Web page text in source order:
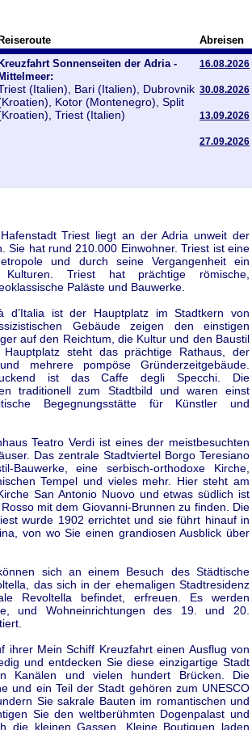
Reiseroute Abreisen
Kreuzfahrt Sonnenseiten der Adria -
Mittelmeer:
(Italien), Bari (Italien), Dubrovnik
Kotor (Montenegro), Split
Triest (Italien)
16.08.2026
30.08.2026
13.09.2026
27.09.2026
Triest liegt an der Adria unweit der
Sie hat rund 210.000 Einwohner. Triest ist eine
und durch seine Vergangenheit ein
Kulturen. Triest hat prächtige römische,
Paläste und Bauwerke.
d’Italia ist der Hauptplatz im Stadtkern von
Gebäude zeigen den einstigen
auf den Reichtum, die Kultur und den Baustil
steht das prächtige Rathaus, der
mehrere pompöse Gründerzeitgebäude.
ist das Caffe degli Specchi. Die
traditionell zum Stadtbild und waren einst
Begegnungsstätte für Künstler und
Teatro Verdi ist eines der meistbesuchten
Das zentrale Stadtviertel Borgo Teresiano
Bauwerke, eine serbisch-orthodoxe Kirche,
Tempel und vieles mehr. Hier steht am
San Antonio Nuovo und etwas südlich ist
mit dem Giovanni-Brunnen zu finden. Die
wurde 1902 errichtet und sie führt hinauf in
von wo Sie einen grandiosen Ausblick über
sich an einem Besuch des Städtische
das sich in der ehemaligen Stadtresidenz
Revoltella befindet, erfreuen. Es werden
und Wohneinrichtungen des 19. und 20.
ihrer Mein Schiff Kreuzfahrt einen Ausflug von
und entdecken Sie diese einzigartige Stadt
Kanälen und vielen hundert Brücken. Die
und ein Teil der Stadt gehören zum UNESCO
Sie sakrale Bauten im romantischen und
Sie den weltberühmten Dogenpalast und
die kleinen Gassen. Kleine Boutiquen laden